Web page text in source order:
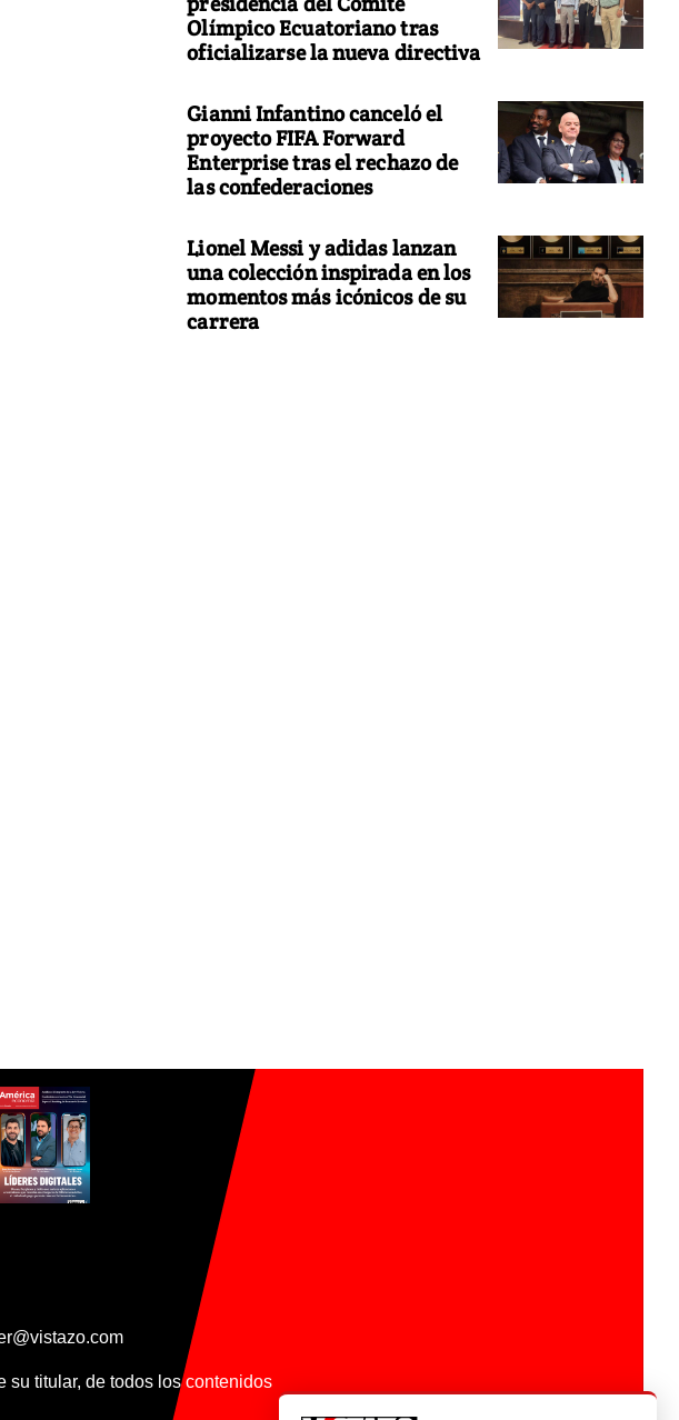
Olímpico Ecuatoriano tras
oficializarse la nueva directiva
Gianni Infantino canceló el
proyecto FIFA Forward
Enterprise tras el rechazo de
las confederaciones
Lionel Messi y adidas lanzan
una colección inspirada en los
momentos más icónicos de su
carrera
su titular, de todos los contenidos